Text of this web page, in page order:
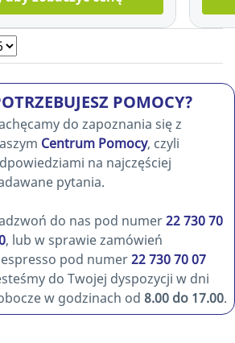
POMOCY?
do zapoznania się z
Centrum Pomocy, czyli
na najczęściej
pytania.
do nas pod numer22 730 70
, lub w sprawie zamówień
pod numer22 730 70 07
do Twojej dyspozycji w dni
w godzinach od 8.00 do 17.00.